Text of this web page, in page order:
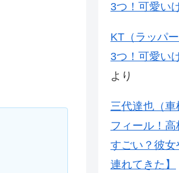
3つ！可愛い
KT（ラッパ
3つ！可愛い
より
三代達也（車
フィール！
すごい？彼
連れてきた】